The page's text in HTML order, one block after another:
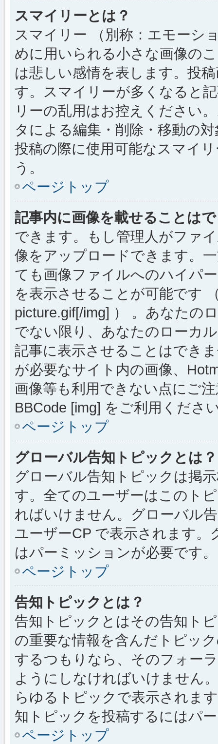
スマイリーとは？
スマイリー （別称：エモーシ
めに用いられる小さな画像の
は悲しい感情を表します。投
す。スマイリーが多くなると
リーの乱用はお控えください
タによる編集・削除・移動の
投稿の際に使用可能なスマイ
う。
ページトップ
記事内に画像を載せることは
できます。もし管理人がファ
像をアップロードできます。
ても画像ファイルへのハイパ
を表示させることが可能です
picture.gif[/img] ） 。あなたの
でない限り、あなたのローカ
記事に表示させることはでき
が必要なサイト内の画像、
画像等も利用できない点にご
BBCode [img] をご利用くださ
ページトップ
グローバル告知トピックとは？
グローバル告知トピックは掲
す。全てのユーザーはこのト
ればいけません。グローバル
ユーザーCP で表示されます
はパーミッションが必要です。
ページトップ
告知トピックとは？
告知トピックとはその告知ト
の重要な情報を含んだトピッ
するつもりなら、そのフォー
ようにしなければいけません
らゆるトピックで表示されま
知トピックを投稿するにはパ
ページトップ